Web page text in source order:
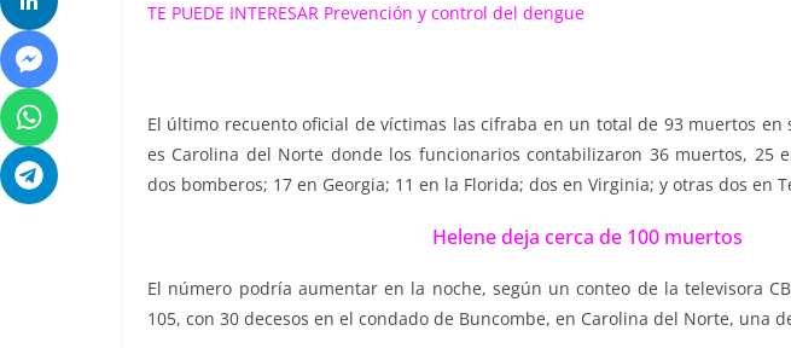
TE PUEDE INTERESAR Prevención y control del dengue
El último recuento oficial de víctimas las cifraba en un total de 93 muertos en
es Carolina del Norte donde los funcionarios contabilizaron 36 muertos, 25
dos bomberos; 17 en Georgia; 11 en la Florida; dos en Virginia; y otras dos en
Helene deja cerca de 100 muertos
El número podría aumentar en la noche, según un conteo de la televisora
105, con 30 decesos en el condado de Buncombe, en Carolina del Norte, una